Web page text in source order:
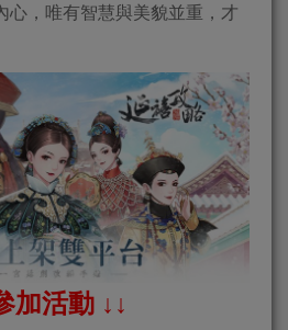
心，唯有智慧與美貌並重，才
加活動 ↓↓